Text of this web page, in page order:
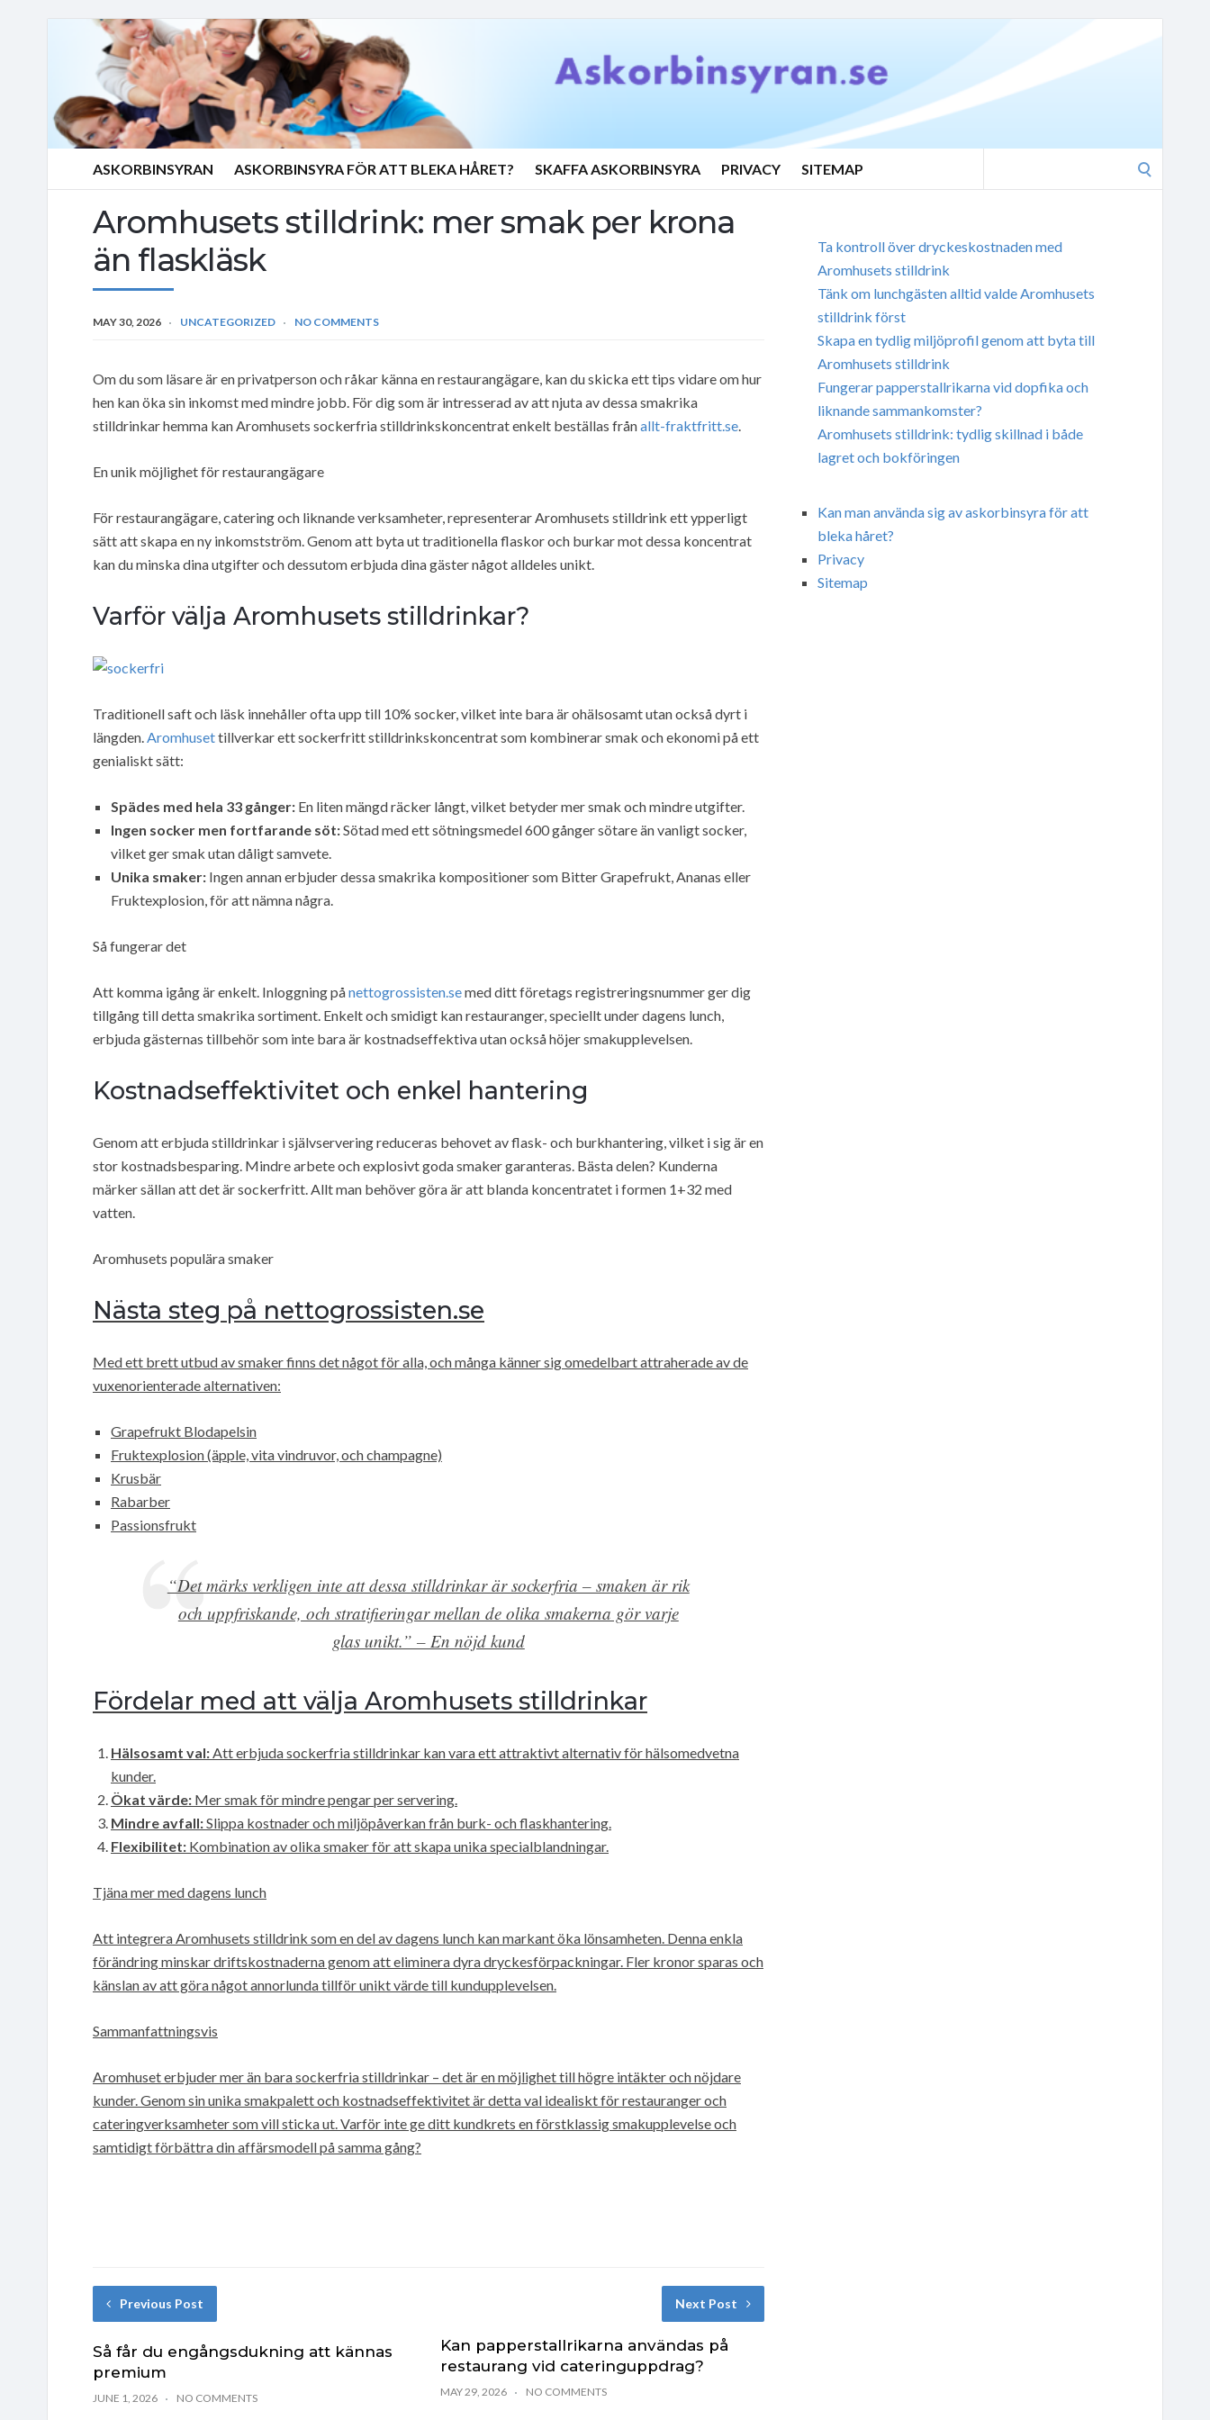
ASKORBINSYRAN ASKORBINSYRA FÖR ATT BLEKA HÅRET? SKAFFA ASKORBINSYRA PRIVACY SITEMAP
Aromhusets stilldrink: mer smak per krona
än flaskläsk
MAY 30, 2026 UNCATEGORIZED NO COMMENTS
Om du som läsare är en privatperson och råkar känna en restaurangägare, kan du skicka ett tips vidare om hur
hen kan öka sin inkomst med mindre jobb. För dig som är intresserad av att njuta av dessa smakrika
stilldrinkar hemma kan Aromhusets sockerfria stilldrinkskoncentrat enkelt beställas frånallt-fraktfritt.se.
En unik möjlighet för restaurangägare
För restaurangägare, catering och liknande verksamheter, representerar Aromhusets stilldrink ett ypperligt
sätt att skapa en ny inkomstström. Genom att byta ut traditionella flaskor och burkar mot dessa koncentrat
kan du minska dina utgifter och dessutom erbjuda dina gäster något alldeles unikt.
Varför välja Aromhusets stilldrinkar?
Traditionell saft och läsk innehåller ofta upp till 10% socker, vilket inte bara är ohälsosamt utan också dyrt i
längden.Aromhusettillverkar ett sockerfritt stilldrinkskoncentrat som kombinerar smak och ekonomi på ett
genialiskt sätt:
Spädes med hela 33 gånger: En liten mängd räcker långt, vilket betyder mer smak och mindre utgifter.
Ingen socker men fortfarande söt:Sötad med ett sötningsmedel 600 gånger sötare än vanligt socker,
vilket ger smak utan dåligt samvete.
Unika smaker: Ingen annan erbjuder dessa smakrika kompositioner som Bitter Grapefrukt, Ananas eller
Fruktexplosion, för att nämna några.
Så fungerar det
Att komma igång är enkelt. Inloggning pånettogrossisten.semed ditt företags registreringsnummer ger dig
tillgång till detta smakrika sortiment. Enkelt och smidigt kan restauranger, speciellt under dagens lunch,
erbjuda gästernas tillbehör som inte bara är kostnadseffektiva utan också höjer smakupplevelsen.
Kostnadseffektivitet och enkel hantering
Genom att erbjuda stilldrinkar i självservering reduceras behovet av flask- och burkhantering, vilket i sig är en
stor kostnadsbesparing. Mindre arbete och explosivt goda smaker garanteras. Bästa delen? Kunderna
märker sällan att det är sockerfritt. Allt man behöver göra är att blanda koncentratet i formen 1+32 med
vatten.
Aromhusets populära smaker
Nästa steg på nettogrossisten.se
Med ett brett utbud av smaker finns det något för alla, och många känner sig omedelbart attraherade av de
vuxenorienterade alternativen:
Grapefrukt Blodapelsin
Fruktexplosion (äpple, vita vindruvor, och champagne)
Krusbär
Rabarber
Passionsfrukt
“Det märks verkligen inte att dessa stilldrinkar är sockerfria – smaken är rik
och uppfriskande, och stratifieringar mellan de olika smakerna gör varje
glas unikt.” – En nöjd kund
Fördelar med att välja Aromhusets stilldrinkar
Hälsosamt val:Att erbjuda sockerfria stilldrinkar kan vara ett attraktivt alternativ för hälsomedvetna
kunder.
Ökat värde: Mer smak för mindre pengar per servering.
Mindre avfall:Slippa kostnader och miljöpåverkan från burk- och flaskhantering.
Flexibilitet: Kombination av olika smaker för att skapa unika specialblandningar.
Tjäna mer med dagens lunch
Att integrera Aromhusets stilldrink som en del av dagens lunch kan markant öka lönsamheten. Denna enkla
förändring minskar driftskostnaderna genom att eliminera dyra dryckesförpackningar. Fler kronor sparas och
känslan av att göra något annorlunda tillför unikt värde till kundupplevelsen.
Sammanfattningsvis
Aromhuset erbjuder mer än bara sockerfria stilldrinkar – det är en möjlighet till högre intäkter och nöjdare
kunder. Genom sin unika smakpalett och kostnadseffektivitet är detta val idealiskt för restauranger och
cateringverksamheter som vill sticka ut. Varför inte ge ditt kundkrets en förstklassig smakupplevelse och
samtidigt förbättra din affärsmodell på samma gång?
Previous Post
Så får du engångsdukning att kännas
premium
JUNE 1, 2026 NO COMMENTS
Next Post
Kan papperstallrikarna användas på
restaurang vid cateringuppdrag?
MAY 29, 2026 NO COMMENTS
Ta kontroll över dryckeskostnaden med
Aromhusets stilldrink
Tänk om lunchgästen alltid valde Aromhusets
stilldrink först
Skapa en tydlig miljöprofil genom att byta till
Aromhusets stilldrink
Fungerar papperstallrikarna vid dopfika och
liknande sammankomster?
Aromhusets stilldrink: tydlig skillnad i både
lagret och bokföringen
Kan man använda sig av askorbinsyra för att
bleka håret?
Privacy
Sitemap